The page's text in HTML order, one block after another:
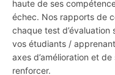
haute de ses
échec. Nos rapports de
chaque test
vos étudiants /
axes d’amélioration et
renforcer.